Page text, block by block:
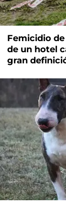
Femicidio
de un hotel
gran